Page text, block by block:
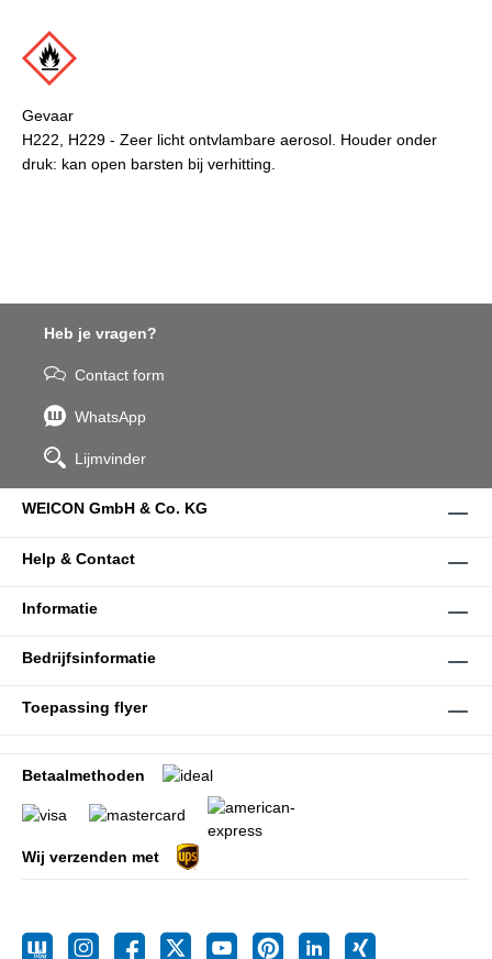
Gevaar
H222, H229 - Zeer licht ontvlambare aerosol. Houder onder
druk: kan open barsten bij verhitting.
Heb je vragen?
Contact form
WhatsApp
Lijmvinder
WEICON GmbH & Co. KG
Help & Contact
Informatie
Bedrijfsinformatie
Toepassing flyer
Betaalmethoden
Wij verzenden met